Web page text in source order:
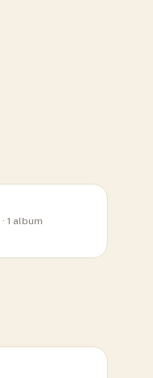
· 1 album